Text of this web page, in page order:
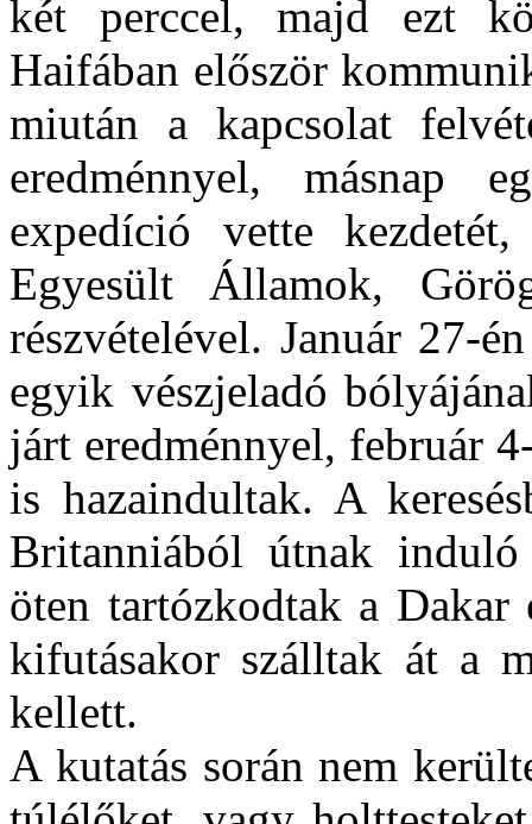
két perccel, majd ezt
Haifában először
miután a kapcsolat
eredménnyel, másnap
expedíció vette
Egyesült Államok,
részvételével. Január 27-
egyik vészjeladó
járt eredménnyel, február
is hazaindultak. A
Britanniából útnak
öten tartózkodtak a Dakar
kifutásakor szálltak át a
kellett.
A kutatás során nem